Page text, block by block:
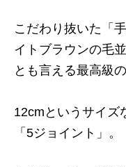
こだわり抜いた「
イトブラウンの毛
とも言える最高級
12cmというサイズ
「5ジョイント」。